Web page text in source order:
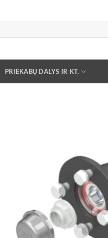
PRIEKABŲ DALYS IR KT.